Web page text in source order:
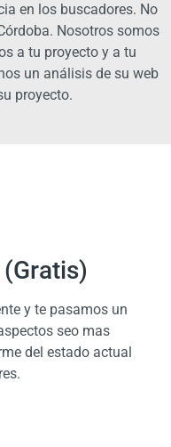
en los buscadores. No
Nosotros somos
a tu proyecto y a tu
un análisis de su web
proyecto.
y te pasamos un
seo mas
del estado actual